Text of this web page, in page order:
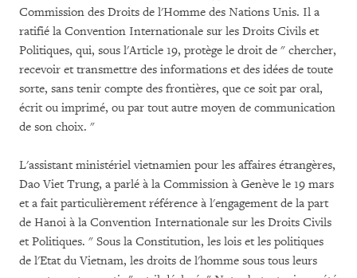
Commission des Droits de l'Homme des Nations Unis. Il a
ratifié la Convention Internationale sur les Droits Civils et
Politiques, qui, sous l'Article 19, protège le droit de " chercher,
recevoir et transmettre des informations et des idées de toute
sorte, sans tenir compte des frontières, que ce soit par oral,
écrit ou imprimé, ou par tout autre moyen de communication
de son choix. "
L'assistant ministériel vietnamien pour les affaires étrangères,
Dao Viet Trung, a parlé à la Commission à Genève le 19 mars
et a fait particulièrement référence à l'engagement de la part
de Hanoi à la Convention Internationale sur les Droits Civils
et Politiques. " Sous la Constitution, les lois et les politiques
de l'Etat du Vietnam, les droits de l'homme sous tous leurs